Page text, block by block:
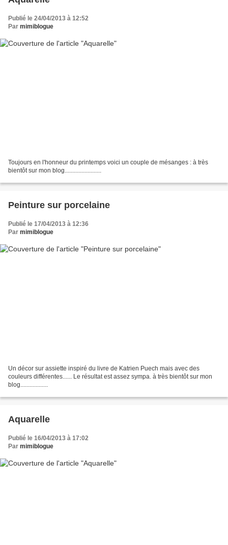
Publié le 24/04/2013 à 12:52
Par mimiblogue
Toujours en l'honneur du printemps voici un couple de mésanges : à très
bientôt sur mon blog........................
Peinture sur porcelaine
Publié le 17/04/2013 à 12:36
Par mimiblogue
Un décor sur assiette inspiré du livre de Katrien Puech mais avec des
couleurs différentes...... Le résultat est assez sympa. à très bientôt sur mon
blog..................
Aquarelle
Publié le 16/04/2013 à 17:02
Par mimiblogue